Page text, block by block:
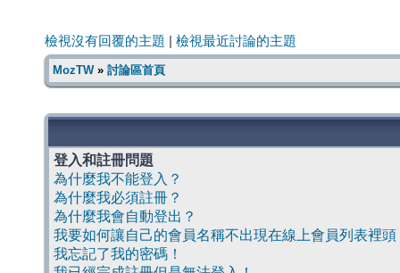
檢視沒有回覆的主題 檢視最近討論的主題
MozTW» 討論區首頁
登入和註冊問題
為什麼我不能登入？
為什麼我必須註冊？
為什麼我會自動登出？
我要如何讓自己的會員名稱不出現在線上會員列表裡頭
我忘記了我的密碼！